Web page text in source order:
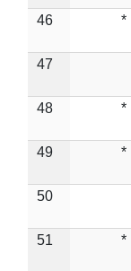
46 *
47
48 *
49 *
50
51 *